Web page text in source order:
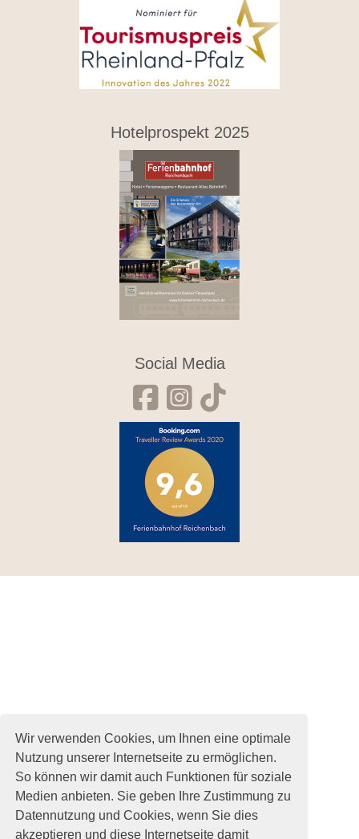
Wir verwenden Cookies, um Ihnen eine optimale
Nutzung unserer Internetseite zu ermöglichen.
So können wir damit auch Funktionen für soziale
Medien anbieten. Sie geben Ihre Zustimmung zu
Datennutzung und Cookies, wenn Sie dies
akzeptieren und diese Internetseite damit
Hotelprospekt 2025
Social Media